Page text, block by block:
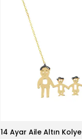
14 Ayar Aile Altın Kolye